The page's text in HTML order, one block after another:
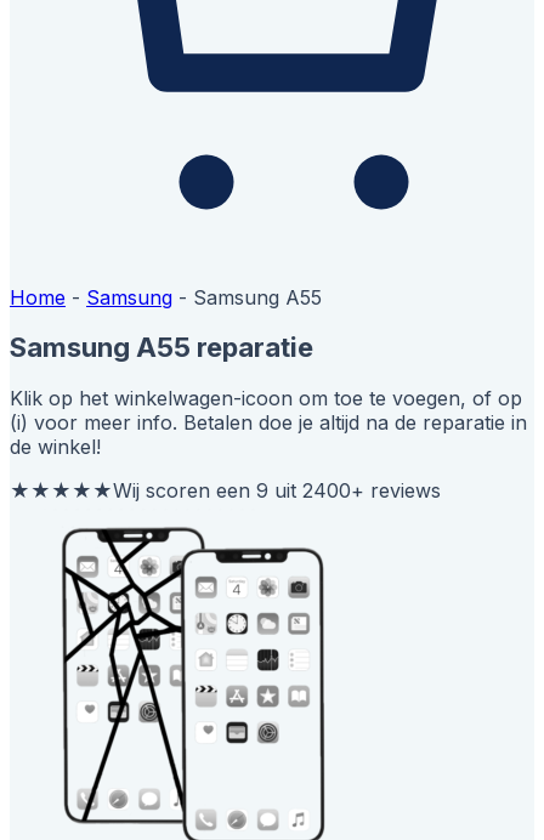
Home - Samsung - Samsung A55
Samsung A55 reparatie
Klik op het winkelwagen-icoon om toe te voegen, of op
(i) voor meer info. Betalen doe je altijd na de reparatie in
de winkel!
★★★★★Wij scoren een 9 uit 2400+ reviews